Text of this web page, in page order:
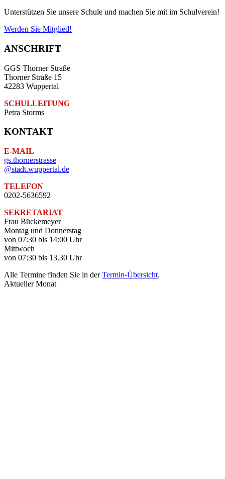
Unterstützen Sie unsere Schule und machen Sie mit im Schulverein!
Werden Sie Mitglied!
ANSCHRIFT
GGS Thorner Straße
Thorner Straße 15
42283 Wuppertal
SCHULLEITUNG
Petra Storms
KONTAKT
E-MAIL
gs.thornerstrasse
@stadt.wuppertal.de
TELEFON
0202-5636592
SEKRETARIAT
Frau Bückemeyer
Montag und Donnerstag
von 07:30 bis 14:00 Uhr
Mittwoch
von 07:30 bis 13.30 Uhr
Alle Termine finden Sie in derTermin-Übersicht.
Aktueller Monat